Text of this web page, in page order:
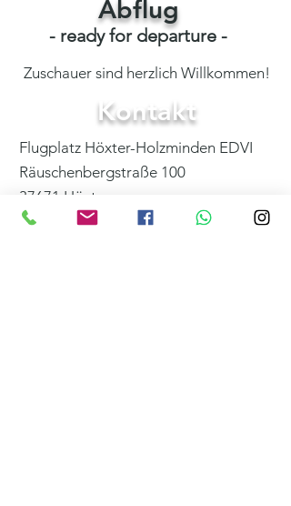
Abflug
- ready for departure -
Zuschauer sind herzlich Willkommen!
Kontakt
Flugplatz Höxter-Holzminden EDVI
Räuschenbergstraße 100
37671 Höxter
Iris Zweihoff